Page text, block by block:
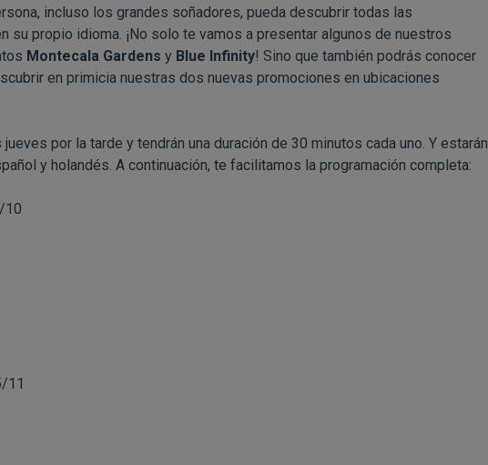
incluso los grandes soñadores, pueda descubrir todas las
su propio idioma. ¡No solo te vamos a presentar algunos de nuestros
Montecala Gardens y Blue Infinity! Sino que también podrás conocer
en primicia nuestras dos nuevas promociones en ubicaciones
por la tarde y tendrán una duración de 30 minutos cada uno. Y estarán
y holandés. A continuación, te facilitamos la programación completa:
10
11